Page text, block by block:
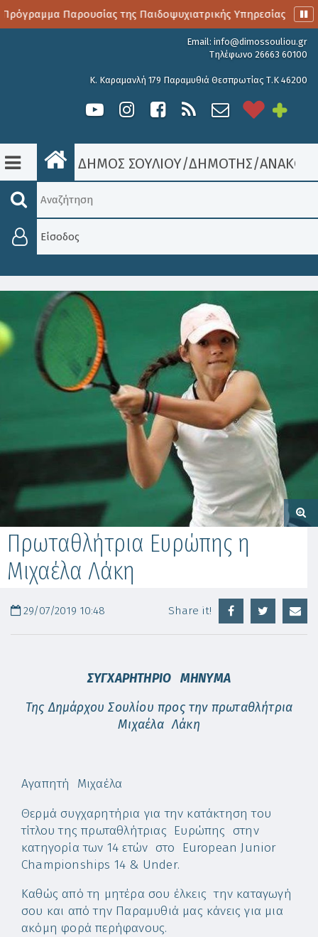
Παρουσίας της Παιδοψυχιατρικής Υπηρεσίας
Email: info@dimossouliou.gr
Τηλέφωνο 26663 60100
Κ. Καραμανλή 179 Παραμυθιά Θεσπρωτίας Τ.Κ 46200
ΔΗΜΟΣ ΣΟΥΛΙΟΥ/ΔΗΜΟΤΗΣ/
Είσοδος
Πρωταθλήτρια Ευρώπης η
Μιχαέλα Λάκη
29/07/2019 10:48 Share it!
ΣΥΓΧΑΡΗΤΗΡΙΟ ΜΗΝΥΜΑ
Της Δημάρχου Σουλίου προς την πρωταθλήτρια
Μιχαέλα Λάκη
Αγαπητή Μιχαέλα
Θερμά συγχαρητήρια για την κατάκτηση του
τίτλου της πρωταθλήτριας Ευρώπης στην
κατηγορία των 14 ετών στο European Junior
Championships 14 & Under.
Καθώς από τη μητέρα σου έλκεις την καταγωγή
σου και από την Παραμυθιά μας κάνεις για μια
ακόμη φορά περήφανους.